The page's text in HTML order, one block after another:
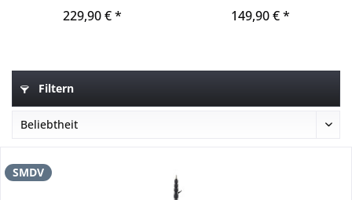
229,90 € * 149,90 € *
Filtern
SMDV